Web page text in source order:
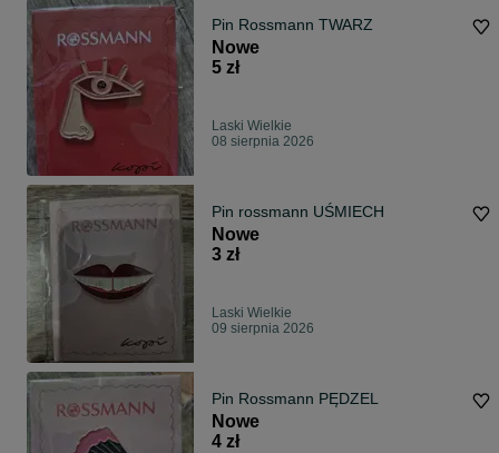
Pin Rossmann TWARZ
Nowe
5 zł
Laski Wielkie
08 sierpnia 2026
Pin rossmann UŚMIECH
Nowe
3 zł
Laski Wielkie
09 sierpnia 2026
Pin Rossmann PĘDZEL
Nowe
4 zł